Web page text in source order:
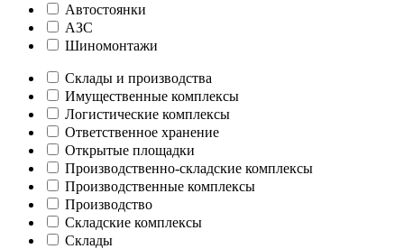
Автостоянки
АЗС
Шиномонтажи
Склады и производства
Имущественные комплексы
Логистические комплексы
Ответственное хранение
Открытые площадки
Производственно-складские комплексы
Производственные комплексы
Производство
Складские комплексы
Склады